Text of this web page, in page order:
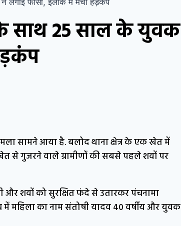
94 पेज की चार्जशीट में सीबीआई का दावा
लगाई फांसी, इलाके में मचा हड़कंप
साथ 25 साल के युवक
सामने आया है. बलोद थाना क्षेत्र के एक खेत में
से गुजरने वाले ग्रामीणों की सबसे पहले शवों पर
और शवों को सुरक्षित फंदे से उतारकर पंचनामा
में महिला का नाम संतोषी यादव 40 वर्षीय और युवक